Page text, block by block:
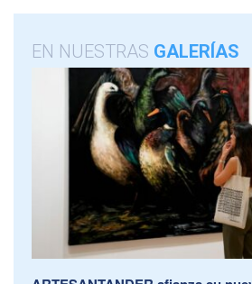
EN NUESTRAS GALERÍAS